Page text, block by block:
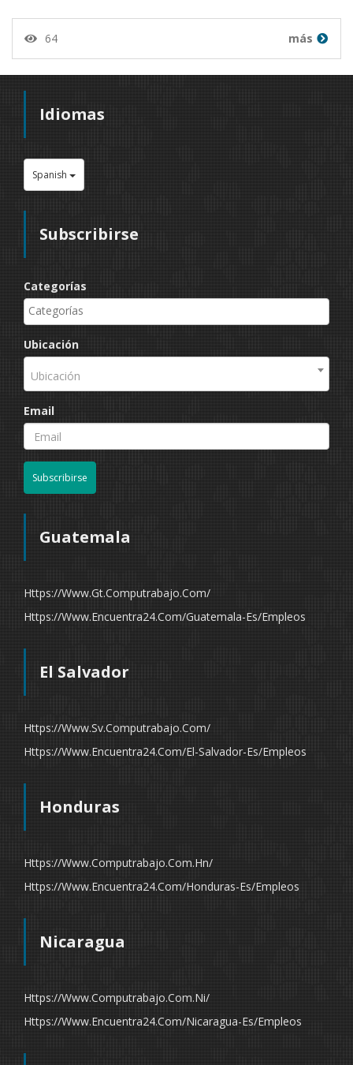
64 más
Idiomas
Spanish
Subscribirse
Categorías
Ubicación
Ubicación
Email
Subscribirse
Guatemala
Https://www.gt.computrabajo.com/
Https://www.encuentra24.com/guatemala-Es/empleos
El Salvador
Https://www.sv.computrabajo.com/
Https://www.encuentra24.com/el-Salvador-Es/empleos
Honduras
Https://www.computrabajo.com.hn/
Https://www.encuentra24.com/honduras-Es/empleos
Nicaragua
Https://www.computrabajo.com.ni/
Https://www.encuentra24.com/nicaragua-Es/empleos